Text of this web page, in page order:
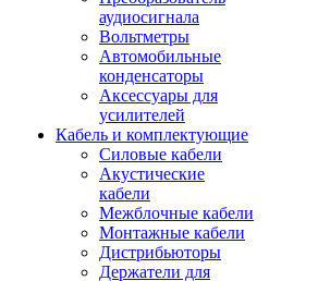
аудиосигнала
Вольтметры
Автомобильные
конденсаторы
Аксессуары для
усилителей
Кабель и комплектующие
Силовые кабели
Акустические
кабели
Межблочные кабели
Монтажные кабели
Дистрибьюторы
Держатели для